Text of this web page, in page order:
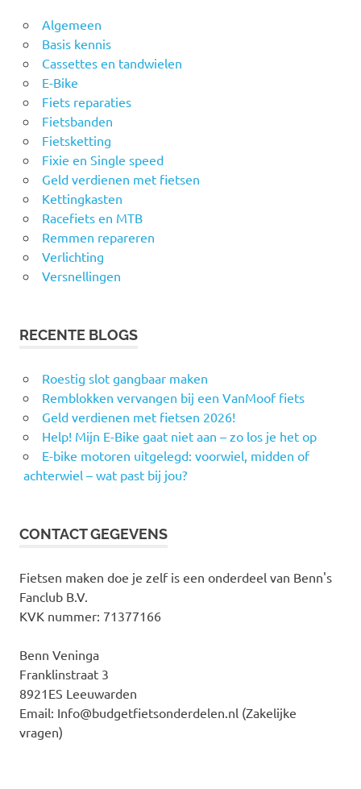
Algemeen
Basis kennis
Cassettes en tandwielen
E-Bike
Fiets reparaties
Fietsbanden
Fietsketting
Fixie en Single speed
Geld verdienen met fietsen
Kettingkasten
Racefiets en MTB
Remmen repareren
Verlichting
Versnellingen
RECENTE BLOGS
Roestig slot gangbaar maken
Remblokken vervangen bij een VanMoof fiets
Geld verdienen met fietsen 2026!
Help! Mijn E-Bike gaat niet aan – zo los je het op
E-bike motoren uitgelegd: voorwiel, midden of
achterwiel – wat past bij jou?
CONTACT GEGEVENS
Fietsen maken doe je zelf is een onderdeel van Benn's
Fanclub B.V.
KVK nummer: 71377166
Benn Veninga
Franklinstraat 3
8921ES Leeuwarden
Email: Info@budgetfietsonderdelen.nl (Zakelijke
vragen)